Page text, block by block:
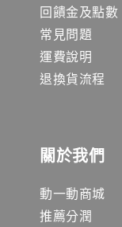
回饋金及點數
常見問題
運費說明
退換貨流程
關於我們
動一動商城
推薦分潤